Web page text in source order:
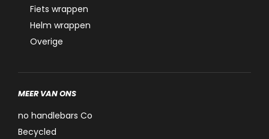
Fiets wrappen
Helm wrappen
Overige
MEER VAN ONS
no handlebars Co
Becycled